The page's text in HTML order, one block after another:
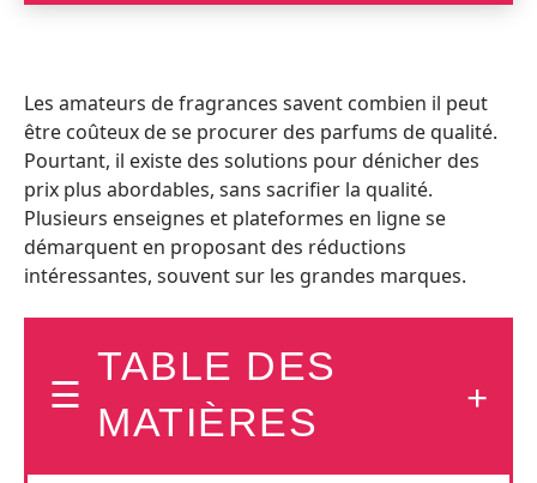
Les amateurs de fragrances savent combien il peut
être coûteux de se procurer des parfums de qualité.
Pourtant, il existe des solutions pour dénicher des
prix plus abordables, sans sacrifier la qualité.
Plusieurs enseignes et plateformes en ligne se
démarquent en proposant des réductions
intéressantes, souvent sur les grandes marques.
TABLE DES
MATIÈRES